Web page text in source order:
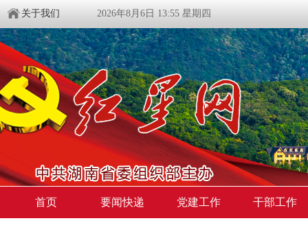
关于我们 2026年8月6日 13:55 星期四
首页 要闻快递 党建工作 干部工作